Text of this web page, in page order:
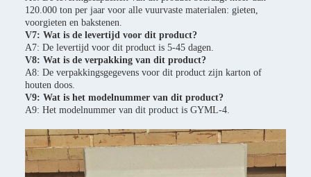
120.000 ton per jaar voor alle vuurvaste materialen: gieten,
voorgieten en bakstenen.
V7: Wat is de levertijd voor dit product?
A7: De levertijd voor dit product is 5-45 dagen.
V8: Wat is de verpakking van dit product?
A8: De verpakkingsgegevens voor dit product zijn karton of
houten doos.
V9: Wat is het modelnummer van dit product?
A9: Het modelnummer van dit product is GYML-4.